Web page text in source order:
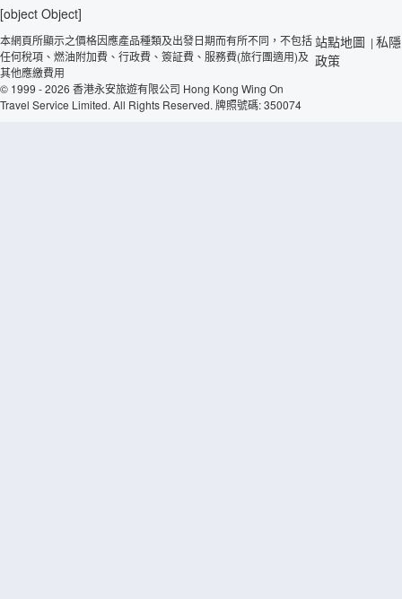
[object Object]
本網頁所顯示之價格因應產品種類及出發日期而有所不同，不包括
任何稅項、燃油附加費、行政費、簽証費、服務費(旅行團適用)及
其他應繳費用
© 1999 - 2026 香港永安旅遊有限公司 Hong Kong Wing On
Travel Service Limited. All Rights Reserved. 牌照號碼: 350074
站點地圖 | 私隱
政策